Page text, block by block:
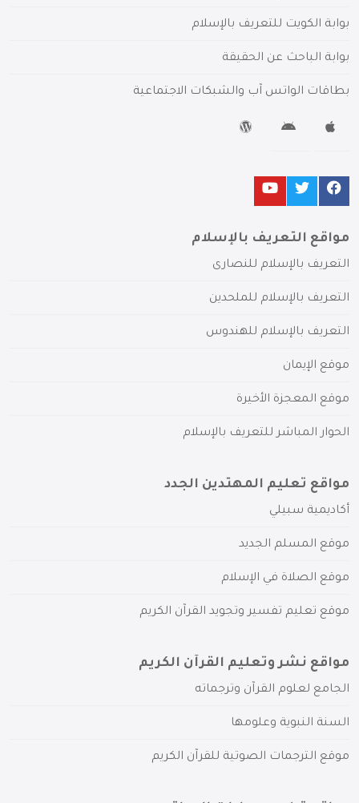
بوابة الكويت للتعريف بالإسلام
بوابة الباحث عن الحقيقة
بطاقات الواتس آب والشبكات الاجتماعية
مواقع التعريف بالإسلام
التعريف بالإسلام للنصارى
التعريف بالإسلام للملحدين
التعريف بالإسلام للهندوس
موقع الإيمان
موقع المعجزة الأخيرة
الحوار المباشر للتعريف بالإسلام
مواقع تعليم المهتدين الجدد
أكاديمية سبيلي
موقع المسلم الجديد
موقع الصلاة في الإسلام
موقع تعليم تفسير وتجويد القرآن الكريم
مواقع نشر وتعليم القرآن الكريم
الجامع لعلوم القرآن وترجماته
السنة النبوية وعلومها
موقع الترجمات الصوتية للقرآن الكريم